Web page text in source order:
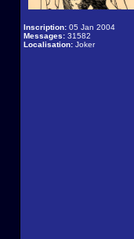
Inscription: 05 Jan 2004
Messages: 31582
Localisation: Joker